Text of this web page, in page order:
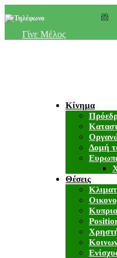
Γίνε Μέλος
Κίνημα
Δομή
Θέσεις